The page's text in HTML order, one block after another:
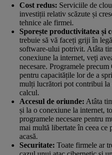
Cost redus: Serviciile de
investiții relativ scăzute și
tehnice ale firmei.
Sporește productivitatea și
trebuie să vă faceți griji în
software-ului potrivit. Atâta
conexiune la internet, veți
necesare. Programele
pentru capacitățile lor de a
mulți lucrători pot contribui la
calcul.
Accesul de oriunde: Atâta
și la o conexiune la internet,
programele necesare pentru
mai multă libertate în ceea ce
acasă.
Securitate: Toate firmele ar